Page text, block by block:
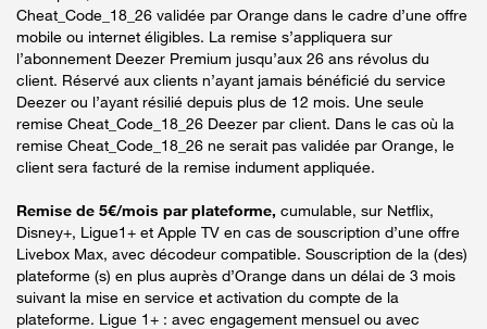
Cheat_Code_18_26 validée par Orange dans le cadre d’une offre
mobile ou internet éligibles. La remise s’appliquera sur
l’abonnement Deezer Premium jusqu’aux 26 ans révolus du
client. Réservé aux clients n’ayant jamais bénéficié du service
Deezer ou l’ayant résilié depuis plus de 12 mois. Une seule
remise Cheat_Code_18_26 Deezer par client. Dans le cas où la
remise Cheat_Code_18_26 ne serait pas validée par Orange, le
client sera facturé de la remise indument appliquée.
Remise de 5€/mois par plateforme, cumulable, sur Netflix,
Disney+, Ligue1+ et Apple TV en cas de souscription d’une offre
Livebox Max, avec décodeur compatible. Souscription de la (des)
plateforme (s) en plus auprès d’Orange dans un délai de 3 mois
suivant la mise en service et activation du compte de la
plateforme. Ligue 1+ : avec engagement mensuel ou avec